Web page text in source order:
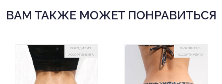
ВАМ ТАКЖЕ МОЖЕТ ПОНРАВИТЬСЯ
ВЫХОДИТ ИЗ
АССОРТИМЕНТА
ВЫХОДИТ ИЗ
АССОРТИМЕНТА